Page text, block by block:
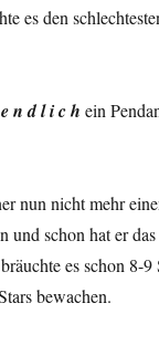
es den
e n d l i c h ein
nun nicht mehr
und schon hat er
es schon 8-9
bewachen.